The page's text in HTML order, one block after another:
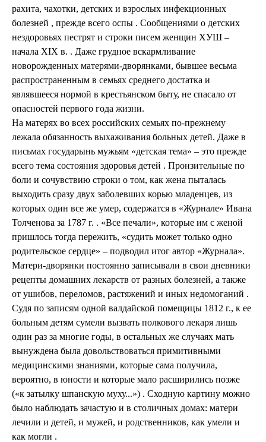
рахита, чахотки, детских и взрослых инфекционных
болезней , прежде всего оспы . Сообщениями о детских
нездоровьях пестрят и строки писем женщин ХУШ –
начала XIX в. . Даже грудное вскармливание
новорожденных матерями-дворянками, бывшее весьма
распространенным в семьях среднего достатка и
являвшееся нормой в крестьянском быту, не спасало от
опасностей первого года жизни.
На матерях во всех российских семьях по-прежнему
лежала обязанность выхаживания больных детей. Даже в
письмах государынь мужьям «детская тема» – это прежде
всего тема состояния здоровья детей . Пронзительные по
боли и сочувствию строки о том, как жена пыталась
выходить сразу двух заболевших корью младенцев, из
которых один все же умер, содержатся в «Журнале» Ивана
Толченова за 1787 г. . «Все печали», которые им с женой
пришлось тогда пережить, «судить может только одно
родительское сердце» – подводил итог автор «Журнала».
Матери-дворянки постоянно записывали в свои дневники
рецепты домашних лекарств от разных болезней, а также
от ушибов, переломов, растяжений и иных недомоганий .
Судя по записям одной валдайской помещицы 1812 г., к ее
больным детям сумели вызвать полкового лекаря лишь
один раз за многие годы, в остальных же случаях мать
вынуждена была довольствоваться примитивными
медицинскими знаниями, которые сама получила,
вероятно, в юности и которые мало расширились позже
(«к затылку шпанскую муху...») . Сходную картину можно
было наблюдать зачастую и в столичных домах: матери
лечили и детей, и мужей, и родственников, как умели и
как могли .